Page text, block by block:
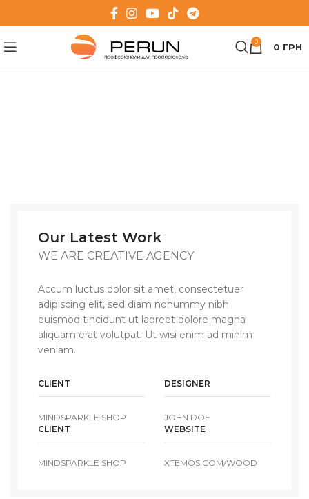
0 0 ГРН
Our Latest Work
WE ARE CREATIVE AGENCY
Accum luctus dolor sit amet, consectetuer
adipiscing elit, sed diam nonummy nibh
euismod tincidunt ut laoreet dolore magna
aliquam erat volutpat. Ut wisi enim ad minim
veniam.
CLIENT
MINDSPARKLE SHOP
DESIGNER
JOHN DOE
CLIENT
MINDSPARKLE SHOP
WEBSITE
XTEMOS.COM/WOOD